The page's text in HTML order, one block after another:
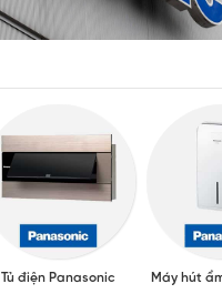
Tủ điện Panasonic Máy hút